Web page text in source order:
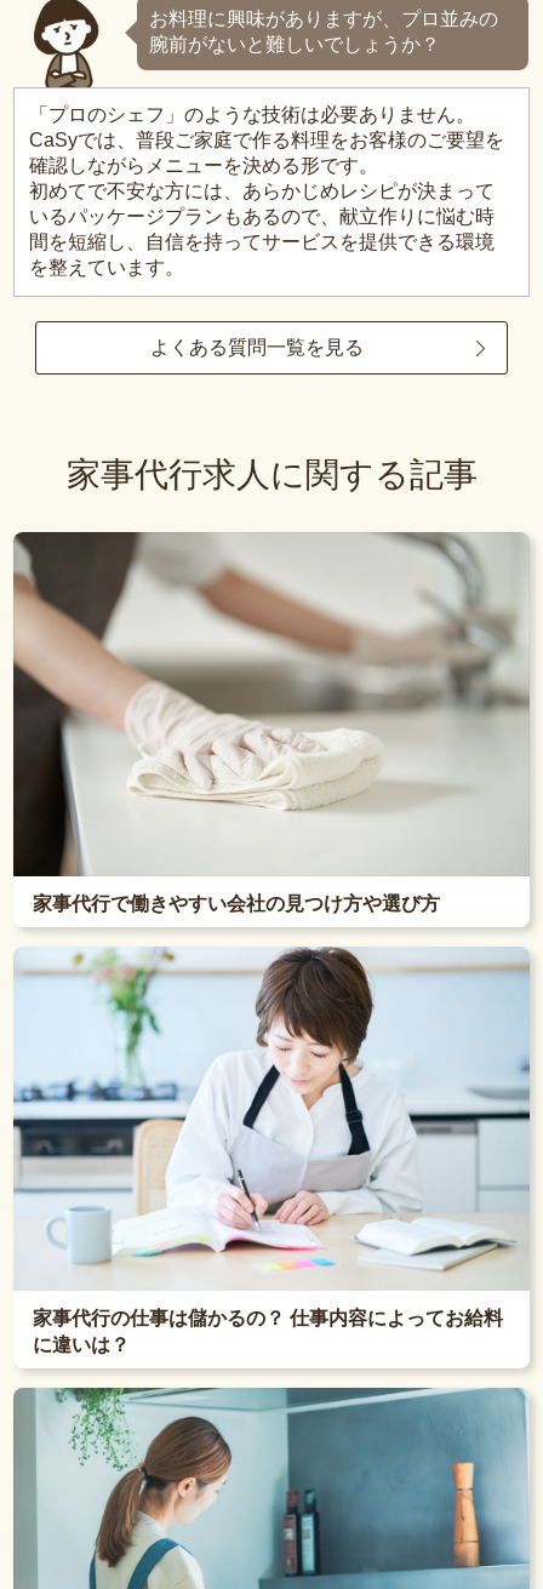
お料理に興味がありますが、プロ並みの
腕前がないと難しいでしょうか？
「プロのシェフ」のような技術は必要ありません。
CaSyでは、普段ご家庭で作る料理をお客様のご要望を
確認しながらメニューを決める形です。
初めてで不安な方には、あらかじめレシピが決まって
いるパッケージプランもあるので、献立作りに悩む時
間を短縮し、自信を持ってサービスを提供できる環境
を整えています。
よくある質問一覧を見る
家事代行求人に関する記事
家事代行で働きやすい会社の見つけ方や選び方
家事代行の仕事は儲かるの？ 仕事内容によってお給料
に違いは？